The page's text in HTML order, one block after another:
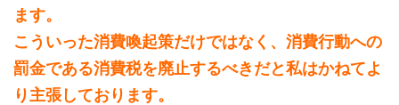
ます。
こういった消費喚起策だけではなく、消費行動への
罰金である消費税を廃止するべきだと私はかねてよ
り主張しております。